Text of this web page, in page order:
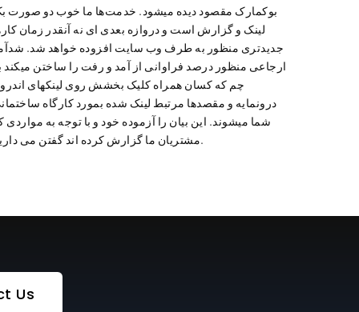
بوکمارک مقصود دیده میشود. خدمت‌ها ما خوب دو صورت
لینک و گزارش است و دروازه بعدی ای نه آنقدر زمان
جدیدتری منظور به طرف وب سایت افزوده خواهد شد.
ارجاعی منظور درصد فراوانی از آمد و رفت را ساختن میکند
چم که کسان همراه کلیک بخشش روی لینکهای
درونمایه و مقصدها مرتبط لینک شده بمورد کارگاه
شما میشوند. این بیان را آزموده خود و با توجه به مواردی
مشتریان ما گزارش کرده اند گفتن می داریم.
Us